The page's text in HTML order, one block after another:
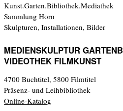
Kunst.Garten.Bibliothek.Mediathek
Sammlung Horn
Skulpturen, Installationen, Bilder
MEDIENSKULPTUR
VIDEOTHEK FILMKUNST
4700 Buchtitel, 5800 Filmtitel
Präsenz- und Leihbibliothek
Online-Katalog